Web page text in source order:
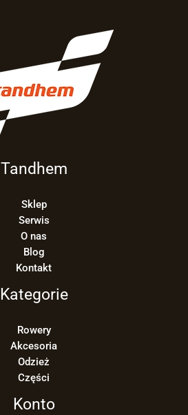
Tandhem
Sklep
Serwis
O nas
Blog
Kontakt
Kategorie
Rowery
Akcesoria
Odzież
Części
Konto